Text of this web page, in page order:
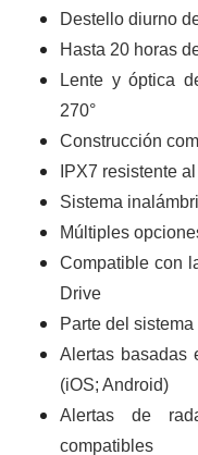
Destello diurno
Hasta 20 horas
Lente y óptica
270°
Construcción
IPX7 resistente
Sistema
Múltiples
Compatible con
Drive
Parte del
Alertas basadas
(iOS; Android)
Alertas de
compatibles